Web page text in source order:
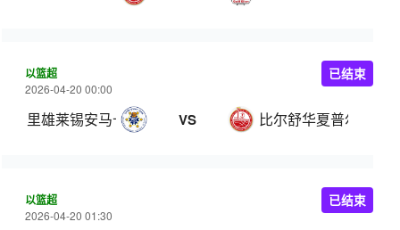
以篮超
2026-04-20 00:00
里雄莱锡安马卡比 VS 比尔舒华夏普尔
已结束
以篮超
2026-04-20 01:30
已结束